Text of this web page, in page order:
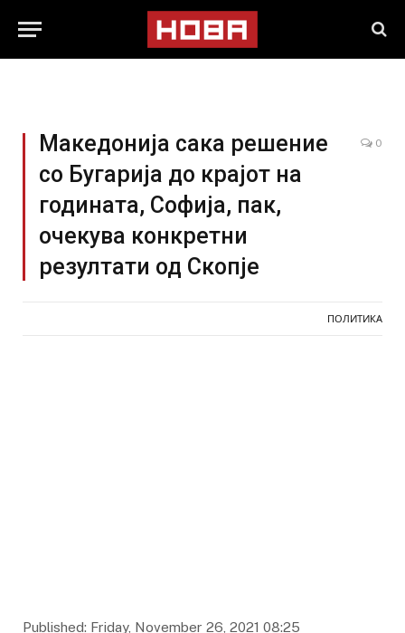
Македонија сака решение
со Бугарија до крајот на
годината, Софија, пак,
очекува конкретни
резултати од Скопје
0
ПОЛИТИКА
Published: Friday, November 26, 2021 08:25